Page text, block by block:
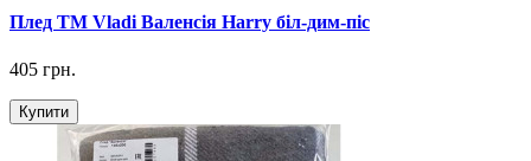
Плед ТМ Vladi Валенсія Harry біл-дим-піс
405 грн.
Купити